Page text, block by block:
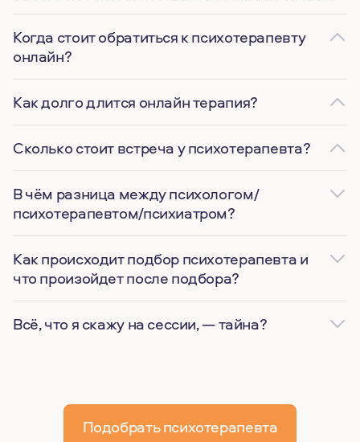
Когда стоит обратиться к психотерапевту
онлайн?
Как долго длится онлайн терапия?
Сколько стоит встреча у психотерапевта?
В чём разница между психологом/
психотерапевтом/психиатром?
Как происходит подбор психотерапевта и
что произойдет после подбора?
Всё, что я скажу на сессии, — тайна?
Подобрать психотерапевта